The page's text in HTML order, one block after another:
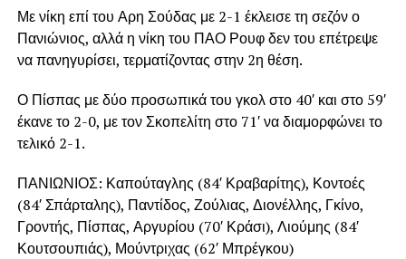
Με νίκη επί του Αρη Σούδας με 2-1 έκλεισε τη σεζόν ο
Πανιώνιος, αλλά η νίκη του ΠΑΟ Ρουφ δεν του επέτρεψε
να πανηγυρίσει, τερματίζοντας στην 2η θέση.
Ο Πίσπας με δύο προσωπικά του γκολ στο 40′ και στο 59′
έκανε το 2-0, με τον Σκοπελίτη στο 71′ να διαμορφώνει το
τελικό 2-1.
ΠΑΝΙΩΝΙΟΣ: Καπούταγλης (84′ Κραβαρίτης), Κοντοές
(84′ Σπάρταλης), Παντίδος, Ζούλιας, Διονέλλης, Γκίνο,
Γροντής, Πίσπας, Αργυρίου (70′ Κράσι), Λιούμης (84′
Κουτσουπιάς), Μούντριχας (62′ Μπρέγκου)